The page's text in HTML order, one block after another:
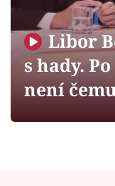
Sledujte
Filmový
Libor
s hady.
není